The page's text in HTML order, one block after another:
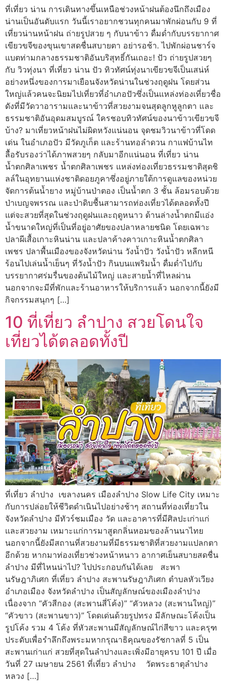
ที่เที่ยว น่าน การเดินทางขึ้นเหนือช่วงหน้าฝนต้องนึกถึงเมือง
น่านเป็นอันดับแรก วันนี้เราอยากชวนทุกคนมาพักผ่อนกับ 9 ที่
เที่ยวน่านหน้าฝน ถ่ายรูปสวย ๆ กับนาข้าว ดื่มด่ำกับบรรยากาศ
เขียวขจีของขุนเขาสดชื่นสบายตา อย่ารอช้า. ไปพักผ่อนชาร์จ
แบตท่ามกลางธรรมชาติอันบริสุทธิ์กันเถอะ! ปัว ถ่ายรูปสวยๆ
กับ วิวทุ่งนา ที่เที่ยว น่าน ปัว ทิวทัศน์ทุ่งนาเขียวขจีเป็นเสน่ห์
อย่างหนึ่งของการมาเยือนจังหวัดน่านในช่วงฤดูฝน โดยส่วน
ใหญ่แล้วคนจะนิยมไปเที่ยวที่อำเภอปัวซึ่งเป็นแหล่งท่องเที่ยวชื่อ
ดังที่มีวัดวาอารามและนาข้าวที่สวยงามจนสุดลูกหูลูกตา และ
ธรรมชาติอันอุดมสมบูรณ์ ใครชอบทิวทัศน์ของนาข้าวเขียวขจี
บ้าง? มาเที่ยวหน้าฝนไม่ผิดหวังแน่นอน จุดชมวิวนาข้าวที่โดด
เด่น ในอำเภอปัว มีวัดภูเก็ต และร้านทอลำดวน กาแฟบ้านไท
ลื้อรับรองว่าได้ภาพสวยๆ กลับมาอีกแน่นอน ที่เที่ยว น่าน
น้ำตกศิลาเพชร น้ำตกศิลาเพชร แหล่งท่องเที่ยวธรรมชาติสุดชิ
ลล์ในอุทยานแห่งชาติดอยภูคาซึ่งอยู่ภายใต้การดูแลของหน่วย
จัดการต้นน้ำยาง หมู่บ้านป่าตอง เป็นน้ำตก 3 ชั้น ล้อมรอบด้วย
ป่าเบญจพรรณ และป่าดิบชื้นสามารถท่องเที่ยวได้ตลอดทั้งปี
แต่จะสวยที่สุดในช่วงฤดูฝนและฤดูหนาว ด้านล่างน้ำตกมีแอ่ง
น้ำขนาดใหญ่ที่เป็นที่อยู่อาศัยของปลาหลายชนิด โดยเฉพาะ
ปลาผีเสื้อเกาะหินน่าน และปลาค้างคาวเกาะหินน้ำตกศิลา
เพชร ปลาพื้นเมืองของจังหวัดน่าน วังน้ำปัว วังน้ำปัว หลีกหนี
ร้อนไปเล่นน้ำเย็นๆ ที่วังน้ำปัว กินบนแพริมน้ำ ดื่มด่ำไปกับ
บรรยากาศร่มรื่นของต้นไม้ใหญ่ และสายน้ำที่ไหลผ่าน
นอกจากจะมีที่พักและร้านอาหารให้บริการแล้ว นอกจากนี้ยังมี
กิจกรรมสนุกๆ […]
10 ที่เที่ยว ลําปาง สวยโดนใจ
เที่ยวได้ตลอดทั้งปี
ที่เที่ยว ลําปาง เขลางนคร เมืองลำปาง Slow Life City เหมาะ
กับการปล่อยให้ชีวิตดำเนินไปอย่างช้าๆ สถานที่ท่องเที่ยวใน
จังหวัดลำปาง มีทัวร์ชมเมือง วัด และอาคารที่มีศิลปะเก่าแก่
และสวยงาม เหมาะแก่การมาสูดกลิ่นหอมของล้านนาไทย
นอกจากนี้ยังมีสถานที่สวยงามที่มีธรรมชาติที่สวยงามแปลกตา
อีกด้วย หากมาท่องเที่ยวช่วงหน้าหนาว อากาศเย็นสบายสดชื่น
ลำปาง มีที่ไหนน่าไป? ไปประกอบกันได้เลย สะพา
นรัษฎาภิเศก ที่เที่ยว ลําปาง สะพานรัษฎาภิเศก ตำบลหัวเวียง
อำเภอเมือง จังหวัดลำปาง เป็นสัญลักษณ์ของเมืองลำปาง
เนื่องจาก “คัวสีกอง (สะพานสี่โค้ง)” “คัวหลวง (สะพานใหญ่)”
“คัวขาว (สะพานขาว)” โดดเด่นด้วยรูปทรง มีลักษณะโค้งเป็น
รูปโค้ง รวม 4 โค้ง ที่หัวสะพานมีสัญลักษณ์ไก่สีขาว และครุฑ
ประดับเพื่อรำลึกถึงพระมหากรุณาธิคุณของรัชกาลที่ 5 เป็น
สะพานเก่าแก่ สวยที่สุดในลำปางและเพิ่งมีอายุครบ 101 ปี เมื่อ
วันที่ 27 เมษายน 2561 ที่เที่ยว ลําปาง วัดพระธาตุลำปาง
หลวง […]